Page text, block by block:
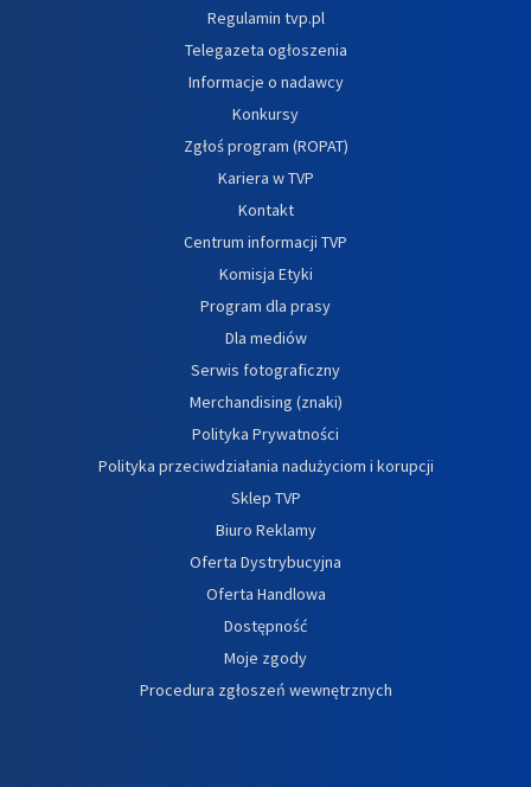
Regulamin tvp.pl
Telegazeta ogłoszenia
Informacje o nadawcy
Konkursy
Zgłoś program (ROPAT)
Kariera w TVP
Kontakt
Centrum informacji TVP
Komisja Etyki
Program dla prasy
Dla mediów
Serwis fotograficzny
Merchandising (znaki)
Polityka Prywatności
Polityka przeciwdziałania nadużyciom i korupcji
Sklep TVP
Biuro Reklamy
Oferta Dystrybucyjna
Oferta Handlowa
Dostępność
Moje zgody
Procedura zgłoszeń wewnętrznych